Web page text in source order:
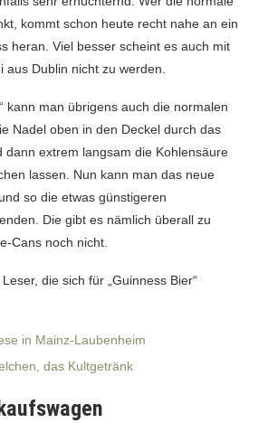
kommt schon heute recht nahe an ein
heran. Viel besser scheint es auch mit
aus Dublin nicht zu werden.
kann man übrigens auch die normalen
Nadel oben in den Deckel durch das
dann extrem langsam die Kohlensäure
lassen. Nun kann man das neue
so die etwas günstigeren
Die gibt es nämlich überall zu
Cans noch nicht.
die sich für „Guinness Bier“
in Mainz-Laubenheim
das Kultgetränk